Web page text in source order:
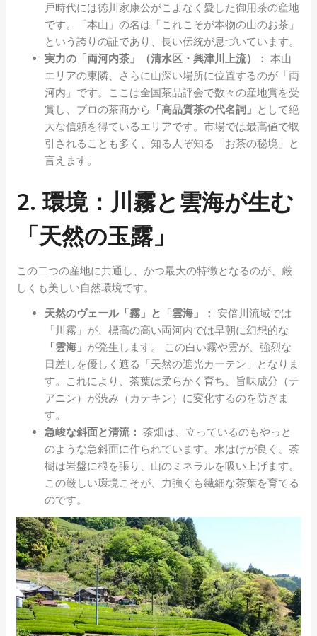
戸時代には徳川家康公がこよなく愛した御用茶の産地
です。「本山」の名は「これこそが本物の山のお茶」
という誇りの証であり、長い伝統が息づいています。
実力の「両河内茶」（清水区・興津川上流）： 本山
エリアの東隣、さらに山深い場所に位置するのが「両
河内」です。ここは全国茶品評会で数々の産地賞を受
賞し、プロの茶商から 「高品質茶の代名詞」 として絶
大な信頼を得ているエリアです。市場では最高値で取
引されることも多く、知る人ぞ知る「お茶の秘境」と
言えます。
2. 環境：川霧と雲海が生む
「天然の玉露」
この二つの産地に共通し、かつ最大の特徴となるのが、厳
しくも美しい自然環境です。
天然のヴェール「霧」と「雲海」： 安倍川流域では
「川霧」が、標高の高い両河内では早朝に幻想的な
「雲海」 が発生します。 この白い霧や雲が、強烈な
日差しを優しく遮る「天然の遮光カーテン」となりま
す。これにより、茶葉は柔らかく育ち、旨味成分（テ
アニン）が渋み（カテキン）に変化するのを防ぎま
す。
急峻な斜面と清流： 茶畑は、立っているのもやっと
のような急斜面に作られています。水はけが良く、茶
樹は岩盤に根を張り、山のミネラルを吸い上げます。
この厳しい環境こそが、力強くも繊細な茶葉を育てる
のです。